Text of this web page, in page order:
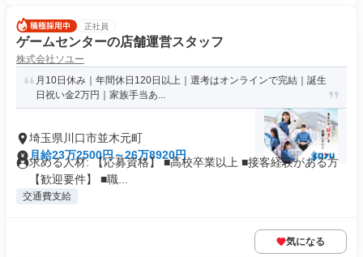
正社員
ゲームセンターの店舗運営スタッフ
株式会社ソユー
月10日休み｜年間休日120日以上｜選考はオンラインで完結｜誕生
日祝い金2万円｜家族手当あ...
埼玉県川口市並木元町
月給23万2500円～26万8920円
求める人材: 【応募資格】 ■高校卒業以上 ■接客経験がある方
【歓迎要件】 ■職...
交通費支給
気になる